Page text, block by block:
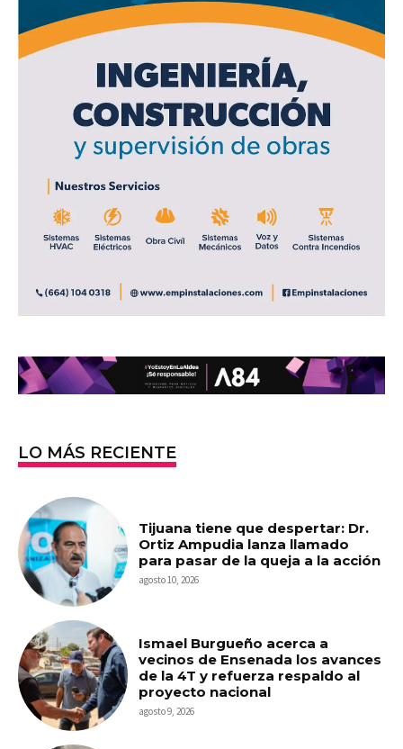
LO MÁS RECIENTE
Tijuana tiene que despertar: Dr.
Ortiz Ampudia lanza llamado
para pasar de la queja a la acción
agosto 10, 2026
Ismael Burgueño acerca a
vecinos de Ensenada los avances
de la 4T y refuerza respaldo al
proyecto nacional
agosto 9, 2026